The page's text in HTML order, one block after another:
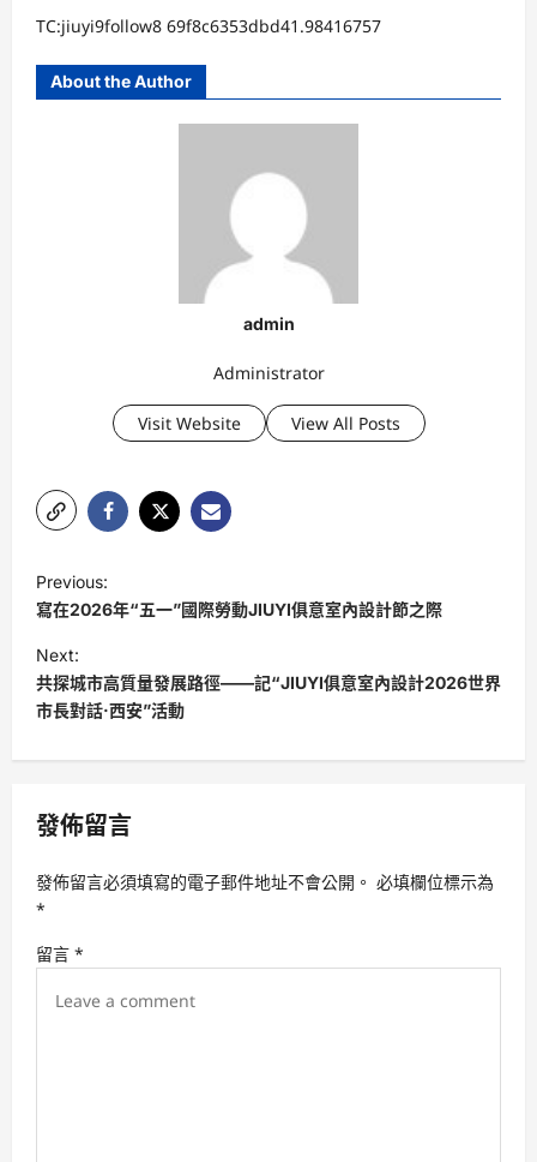
TC:jiuyi9follow8 69f8c6353dbd41.98416757
About the Author
admin
Administrator
Visit Website View All Posts
o
s
t
n
a
i
a
t
i
Previous:
寫在2026年“五一”國際勞動JIUYI俱意室內設計節之際
Next:
共探城市高質量發展路徑——記“JIUYI俱意室內設計2026世界
市長對話·西安”活動
發佈留言
發佈留言必須填寫的電子郵件地址不會公開。 必填欄位標示為
*
留言 *